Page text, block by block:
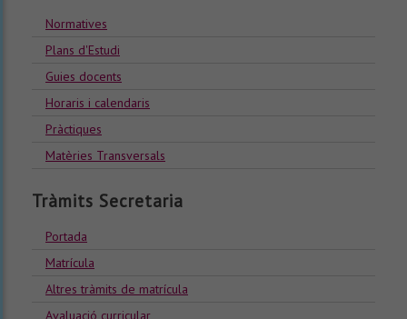
Normatives
Plans d'Estudi
Guies docents
Horaris i calendaris
Pràctiques
Matèries Transversals
Tràmits Secretaria
Portada
Matrícula
Altres tràmits de matrícula
Avaluació curricular